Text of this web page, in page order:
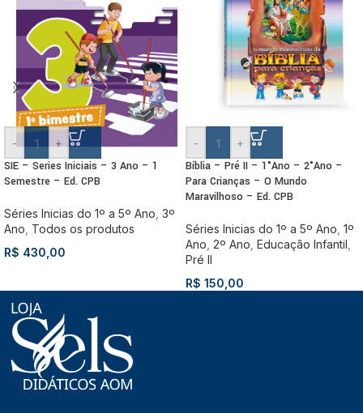
- +
SIE – Series Iniciais – 3 Ano – 1
Semestre – Ed. CPB
Séries Inicias do 1º a 5º Ano, 3º
Ano, Todos os produtos
R$ 430,00
- +
Bíblia – Pré II – 1°Ano – 2°Ano –
Para Crianças – O Mundo
Maravilhoso – Ed. CPB
Séries Inicias do 1º a 5º Ano, 1º
Ano, 2º Ano, Educação Infantil,
Pré II
R$ 150,00